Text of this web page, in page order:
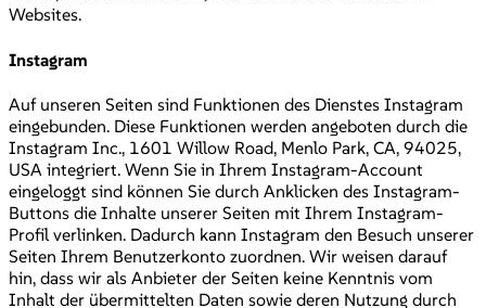
Websites.
Instagram
Auf unseren Seiten sind Funktionen des Dienstes Instagram
eingebunden. Diese Funktionen werden angeboten durch die
Instagram Inc., 1601 Willow Road, Menlo Park, CA, 94025,
USA integriert. Wenn Sie in Ihrem Instagram-Account
eingeloggt sind können Sie durch Anklicken des Instagram-
Buttons die Inhalte unserer Seiten mit Ihrem Instagram-
Profil verlinken. Dadurch kann Instagram den Besuch unserer
Seiten Ihrem Benutzerkonto zuordnen. Wir weisen darauf
hin, dass wir als Anbieter der Seiten keine Kenntnis vom
Inhalt der übermittelten Daten sowie deren Nutzung durch